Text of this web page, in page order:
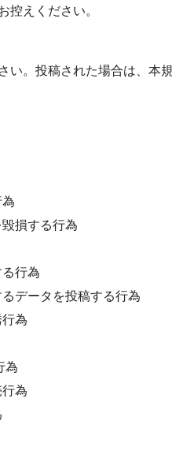
えください。
。投稿された場合は、本
損する行為
行為
データを投稿する行為
為
為
為